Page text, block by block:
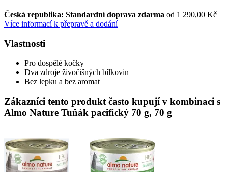
Česká republika: Standardní doprava zdarma od 1 290,00 Kč
Více informací k přepravě a dodání
Vlastnosti
Pro dospělé kočky
Dva zdroje živočišných bílkovin
Bez lepku a bez aromat
Zákazníci tento produkt často kupují v kombinaci s
Almo Nature Tuňák pacifický 70 g, 70 g